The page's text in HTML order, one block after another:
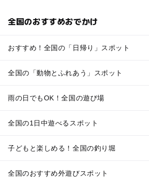
全国のおすすめおでかけ
おすすめ！全国の「日帰り」スポット
全国の「動物とふれあう」スポット
雨の日でもOK！全国の遊び場
全国の1日中遊べるスポット
子どもと楽しめる！全国の釣り堀
全国のおすすめ外遊びスポット